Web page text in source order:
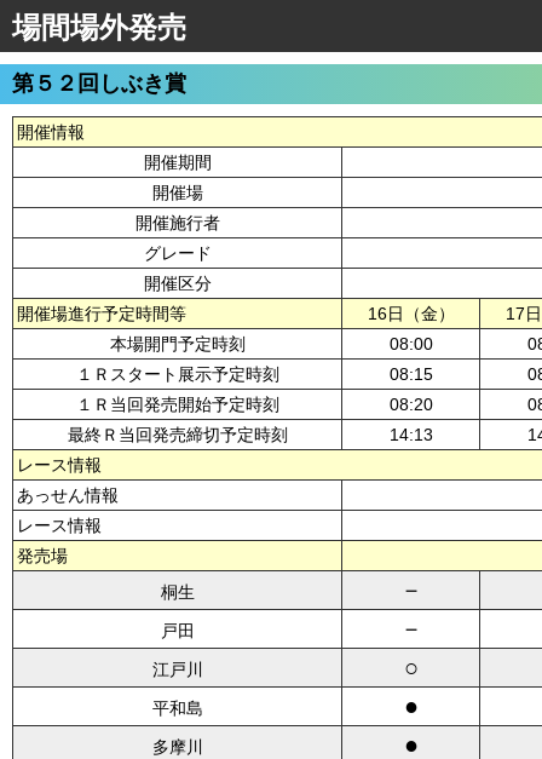
場間場外発売
第５２回しぶき賞
開催情報
開催期間
開催場
開催施行者
グレード
開催区分
開催場進行予定時間等
16日（金）
17
本場開門予定時刻
08:00
１Ｒスタート展示予定時刻
08:15
１Ｒ当回発売開始予定時刻
08:20
最終Ｒ当回発売締切予定時刻
14:13
レース情報
あっせん情報
レース情報
発売場
桐生
－
戸田 －
江戸川 ○
平和島 ●
多摩川 ●